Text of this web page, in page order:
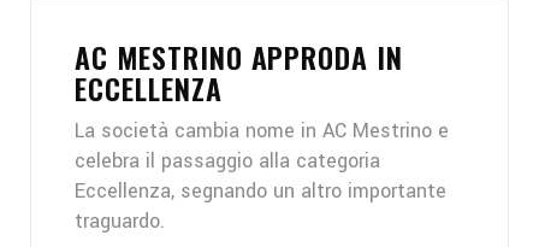
AC MESTRINO APPRODA IN
ECCELLENZA
La società cambia nome in AC Mestrino e
celebra il passaggio alla categoria
Eccellenza, segnando un altro importante
traguardo.